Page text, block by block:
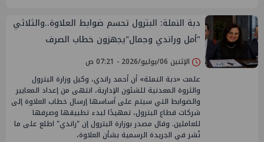
دبة النملة: البترول تحسم ضوابط العلاوة..والثلاثي
"أمل وراندي وجمال"يجهزون خطاب الصرف
الإثنين 06/يوليو/2026 - 07:21 ص
علمت «دبة النملة» أن أحمد راندي، وكيل وزارة البترول
والثروة المعدنية للشئون الإدارية، انتهى من إعداد المعايير
والضوابط التي سيتم على أساسها إرسال خطاب العلاوة إلى
شركات قطاع البترول، تمهيدًا لبدء تطبيقها وصرفها
للعاملين. وقال مصدر بوزارة البترول إن "راندي" اطلع على ما
نُشر في الجريدة الرسمية بشأن العلاوة،